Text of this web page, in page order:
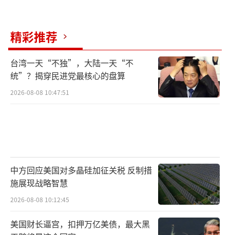
精彩推荐
台湾一天“不独”，大陆一天“不
统”？揭穿民进党最核心的盘算
2026-08-08 10:47:51
中方回应美国对多晶硅加征关税 反制措
施展现战略智慧
2026-08-08 10:12:45
美国财长逼宫，扣押万亿美债，最大黑